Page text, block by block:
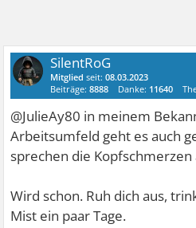
SilentRoG
Mitglied seit:08.03.2023
Beiträge:8888 Danke: 11640
@JulieAy80 in meinem
Arbeitsumfeld geht es auch
sprechen die Kopfschmerzen
Wird schon. Ruh dich aus,
Mist ein paar Tage.